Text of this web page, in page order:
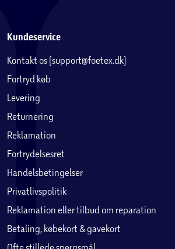
Kundeservice
Kontakt os (support@foetex.dk)
Fortryd køb
Levering
Returnering
Reklamation
Fortrydelsesret
Handelsbetingelser
Privatlivspolitik
Reklamation eller tilbud om reparation
Betaling, købekort & gavekort